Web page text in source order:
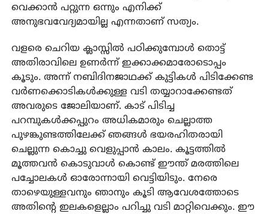
വെക്കാൻ പറ്റുന്ന ഒന്നും എനിക്ക്
അനുഭവവേദ്യമായില്ല എന്നതാണ് സത്യം.
വളരെ ചെറിയ ക്ലാസ്സിൽ പഠിക്കുമ്പോൾ തൊട്ട്
അതിരാവിലെ ഉണർന്ന് ഇക്കാക്കമാരോടൊപ്പം
കൂടും. അന്ന് നബിദിനജാഥക്ക് കുട്ടികൾ പിടിക്കേണ്ട
വർണക്കൊടികൾക്കുള്ള വടി തയ്യാറാക്കേണ്ടത്
അവരുടെ ജോലിയാണ്. കാട് പിടിച്ച
പറമ്പുകൾക്കപ്പുറം അധികമാരും ചെല്ലാത്ത
പുഴങ്കുണ്ടത്തിലേക്ക് ഞങ്ങൾ ഭയരഹിതരായി
ചെല്ലുന്ന കൊച്ചു വെളുപ്പാൻ കാലം. കൂട്ടത്തിൽ
മൂത്തവൻ കൊടുവാൾ കൊണ്ട് ഈന്ത് മരത്തിലെ
പച്ചോലകൾ ഓരോന്നായി വെട്ടിയിടും. നേരെ
താഴെയുള്ളവനും ഞാനും കൂടി ആവേശത്തോടെ
അതിന്റെ ഇലകളെല്ലാം പറിച്ചു വടി മാറ്റിവെക്കും. ഈ